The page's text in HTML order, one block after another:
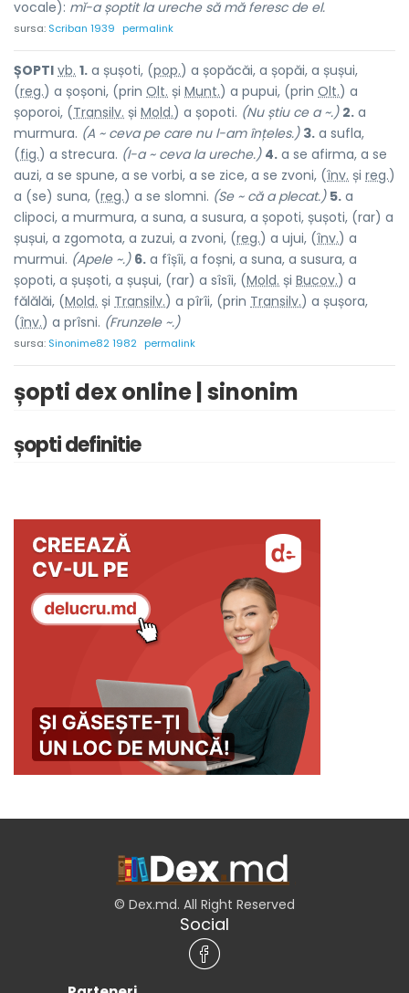
vocale): mĭ-a șoptit la ureche să mă feresc de el.
sursa: Scriban 1939 permalink
ȘOPTI vb. 1. a șușoti, (pop.) a șopăcăi, a șopăi, a șușui,
(reg.) a șoșoni, (prin Olt. și Munt.) a pupui, (prin Olt.) a
șoporoi, (Transilv. și Mold.) a șopoti. (Nu știu ce a ~.) 2. a
murmura. (A ~ ceva pe care nu l-am înțeles.) 3. a sufla,
(fig.) a strecura. (I-a ~ ceva la ureche.) 4. a se afirma, a se
auzi, a se spune, a se vorbi, a se zice, a se zvoni, (înv. și reg.)
a (se) suna, (reg.) a se slomni. (Se ~ că a plecat.) 5. a
clipoci, a murmura, a suna, a susura, a șopoti, șușoti, (rar) a
șușui, a zgomota, a zuzui, a zvoni, (reg.) a ujui, (înv.) a
murmui. (Apele ~.) 6. a fîșîi, a foșni, a suna, a susura, a
șopoti, a șușoti, a șușui, (rar) a sîsîi, (Mold. și Bucov.) a
fălălăi, (Mold. și Transilv.) a pîrîi, (prin Transilv.) a șușora,
(înv.) a prîsni. (Frunzele ~.)
sursa: Sinonime82 1982 permalink
șopti dex online | sinonim
șopti definitie
© Dex.md. All Right Reserved
Social